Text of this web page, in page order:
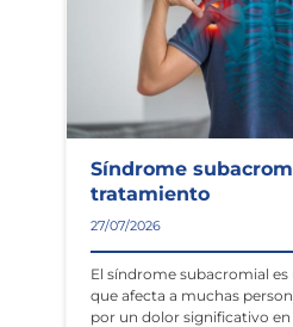
Síndrome
tratamiento
27/07/2026
El síndrome subacromial
que afecta a muchas
por un dolor significativo